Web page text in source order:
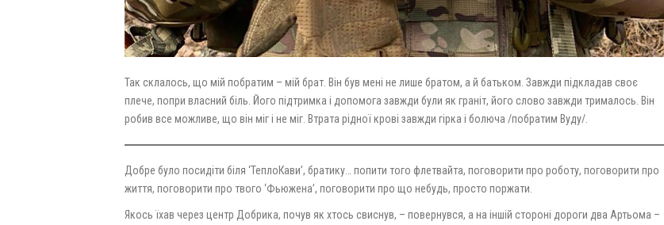
Так склалось, що мій побратим – мій брат. Він був мені не лише братом, а й батьком. Завжди підкладав своє
плече, попри власний біль. Його підтримка і допомога завжди були як граніт, його слово завжди трималось. Він
робив все можливе, що він міг і не міг. Втрата рідної крові завжди гірка і болюча /побратим Вуду/.
Добре було посидіти біля ‘ТеплоКави’, братику… попити того флетвайта, поговорити про роботу, поговорити про
життя, поговорити про твого ‘Фьюжена’, поговорити про що небудь, просто поржати.
Якось їхав через центр Добрика, почув як хтось свиснув, – повернувся, а на іншій стороні дороги два Артьома –